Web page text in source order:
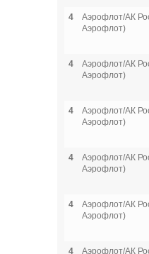
4
Аэрофлот/АК
Аэрофлот)
4
Аэрофлот/АК
Аэрофлот)
4
Аэрофлот/АК
Аэрофлот)
4
Аэрофлот/АК
Аэрофлот)
4
Аэрофлот/АК
Аэрофлот)
4
Аэрофлот/АК